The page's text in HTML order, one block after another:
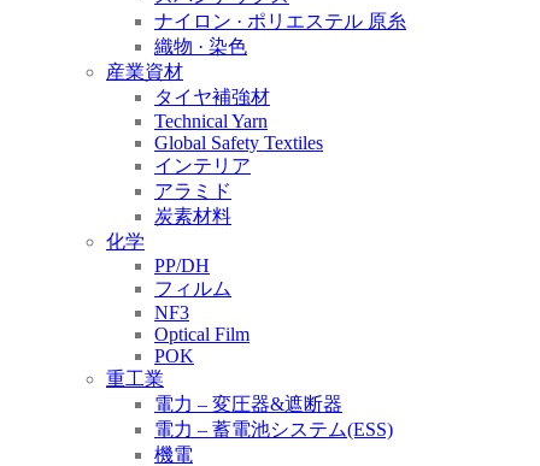
ナイロン · ポリエステル 原糸
織物 · 染色
産業資材
タイヤ補強材
Technical Yarn
Global Safety Textiles
インテリア
アラミド
炭素材料
化学
PP/DH
フィルム
NF3
Optical Film
POK
重工業
電力 – 変圧器&遮断器
電力 – 蓄電池システム(ESS)
機電